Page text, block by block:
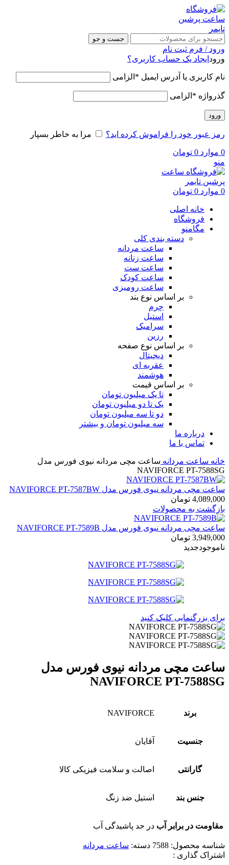
جست و جو
ورود / فرم ثبت نام
ورود ایجاد یک حساب کاربری؟
نام کاربری یا آدرس ایمیل * الزامی
گذرواژه * الزامی
ورود
رمز عبور خود را فراموش کرده اید؟ مرا به خاطر بسپار
0 موارد 0 تومان
منو
0 موارد 0 تومان
خانه اصلی
فروشگاه
مگامنو
دسته بندی کلی
ساعت مردانه
ساعت زنانه
ساعت ست
ساعت کودک
ساعت رومیزی
بر اساس نوع بند
چرم
استیل
سرامیک
رزین
بر اساس نوع صفحه
دیجیتال
عقربه ای
هوشمند
بر اساس قیمت
تا یک میلیون تومان
یک تا دو میلیون تومان
دو تا سه میلیون تومان
سه میلیون تومان و بیشتر
درباره ما
تماس با ما
خانه ساعت مردانه ساعت مچی مردانه نیوی فورس مدل
NAVIFORCE PT-7588SG
ساعت مچی مردانه نیوی فورس مدل NAVIFORCE PT-7587BW
4,089,000 تومان
بازگشت به محصولات
ساعت مچی مردانه نیوی فورس مدل NAVIFORCE PT-7589B
3,949,000 تومان
ناموجودجدید
برای بزرگنمایی کلیک کنید
ساعت مچی مردانه نیوی فورس مدل
NAVIFORCE PT-7588SG
برند NAVIFORCE
جنسیت آقایان
گارانتی اصالت و سلامت فیزیکی کالا
جنس بند استیل ضد زنگ
مقاومت در برابر آب در حد پاشیدگی آب
شناسه محصول: 7588 دسته: ساعت مردانه
اشتراک گذاری :